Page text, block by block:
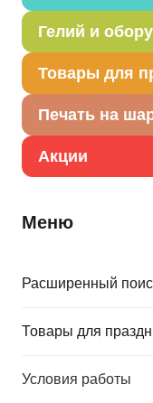
Гелий и
Товары для
Печать на
Акции
Меню
Расширенный
Товары для
Условия работы